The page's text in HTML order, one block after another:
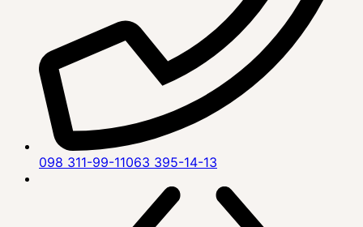
098 311-99-11063 395-14-13